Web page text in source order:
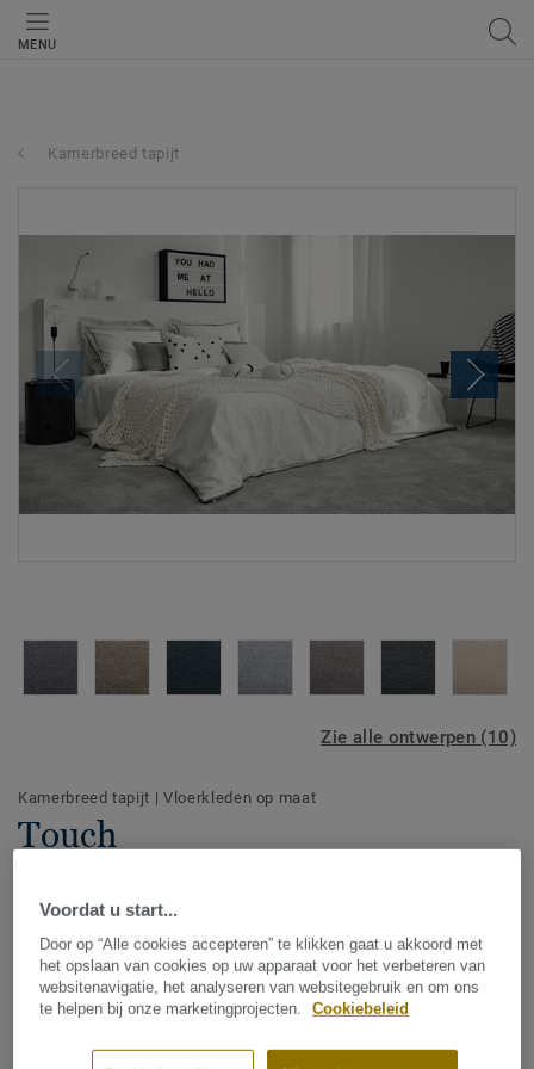
MENU
Kamerbreed tapijt
Zie alle ontwerpen (10)
Kamerbreed tapijt |Vloerkleden op maat
Touch
Zachte materialen zijn essentieel in de nieuwste
interieurtrends. Veel kussens, plaids, vloerkleden en tapijt
maken de look & feel van het interieur eigentijds. Touch is
een super zacht tapijt dat luxe en comfort aan je huis
Voordat u start...
Door op “Alle cookies accepteren” te klikken gaat u akkoord met
het opslaan van cookies op uw apparaat voor het verbeteren van
websitenavigatie, het analyseren van websitegebruik en om ons
te helpen bij onze marketingprojecten.
Cookiebeleid